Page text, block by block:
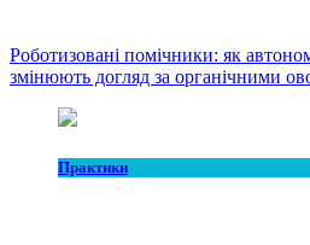
Роботизовані помічники: як
змінюють догляд за органічними
Практики